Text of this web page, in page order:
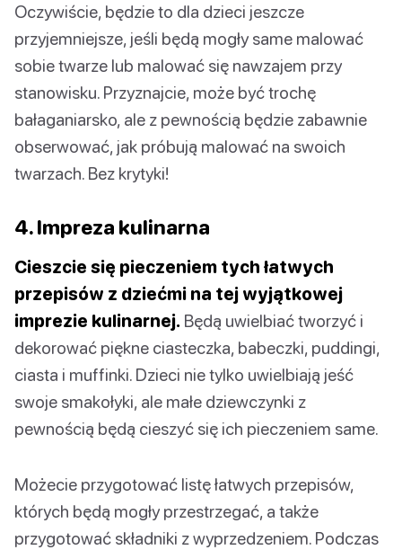
Oczywiście, będzie to dla dzieci jeszcze
przyjemniejsze, jeśli będą mogły same malować
sobie twarze lub malować się nawzajem przy
stanowisku. Przyznajcie, może być trochę
bałaganiarsko, ale z pewnością będzie zabawnie
obserwować, jak próbują malować na swoich
twarzach. Bez krytyki!
4. Impreza kulinarna
Cieszcie się pieczeniem tych łatwych
przepisów z dziećmi na tej wyjątkowej
imprezie kulinarnej. Będą uwielbiać tworzyć i
dekorować piękne ciasteczka, babeczki, puddingi,
ciasta i muffinki. Dzieci nie tylko uwielbiają jeść
swoje smakołyki, ale małe dziewczynki z
pewnością będą cieszyć się ich pieczeniem same.
Możecie przygotować listę łatwych przepisów,
których będą mogły przestrzegać, a także
przygotować składniki z wyprzedzeniem. Podczas